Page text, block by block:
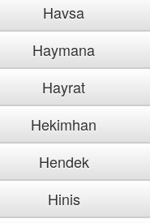
Havsa
Haymana
Hayrat
Hekimhan
Hendek
Hinis